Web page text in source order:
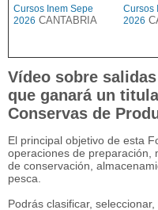
Cursos Inem Sepe
2026 CANTABRIA
Cursos
2026
Vídeo sobre
que ganará un
Conservas de
El principal objetivo de esta
operaciones de preparación,
de conservación,
pesca.
Podrás clasificar,